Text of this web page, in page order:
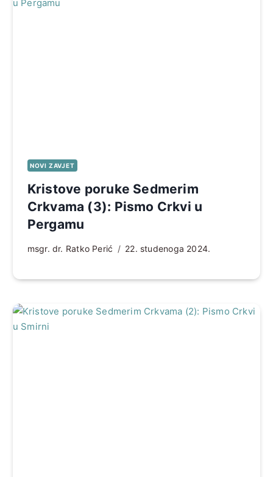
NOVI ZAVJET
Kristove poruke Sedmerim
Crkvama (3): Pismo Crkvi u
Pergamu
msgr. dr. Ratko Perić 22. studenoga 2024.